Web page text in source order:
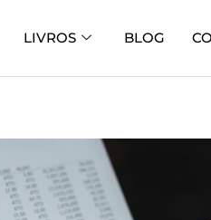
LIVROS BLOG